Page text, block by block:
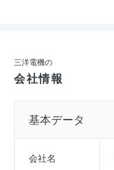
三洋電機の
会社情報
基本データ
会社名